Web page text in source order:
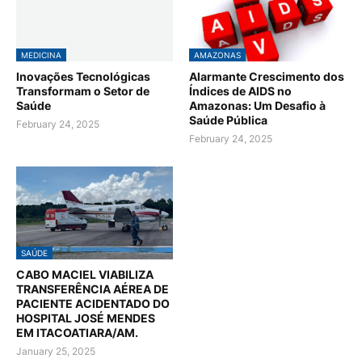
MEDICINA
Inovações Tecnológicas
Transformam o Setor de
Saúde
February 24, 2025
AMAZONAS
Alarmante Crescimento dos
Índices de AIDS no
Amazonas: Um Desafio à
Saúde Pública
February 24, 2025
SAÚDE
CABO MACIEL VIABILIZA
TRANSFERÊNCIA AÉREA DE
PACIENTE ACIDENTADO DO
HOSPITAL JOSÉ MENDES
EM ITACOATIARA/AM.
January 25, 2025